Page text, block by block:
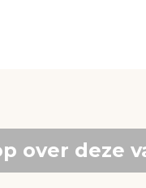
over deze